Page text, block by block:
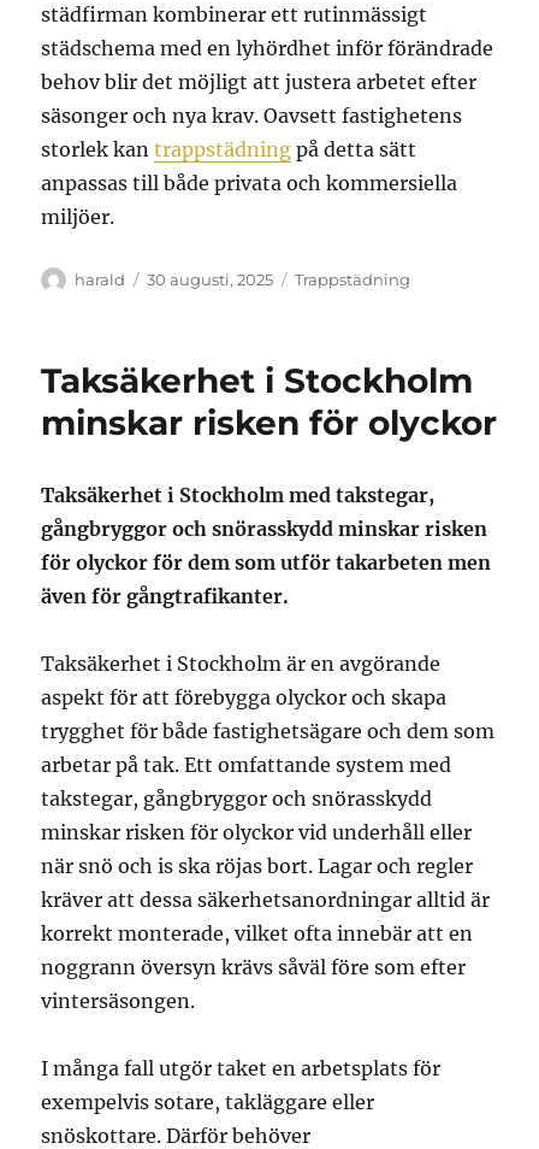
städfirman kombinerar ett rutinmässigt
städschema med en lyhördhet inför förändrade
behov blir det möjligt att justera arbetet efter
säsonger och nya krav. Oavsett fastighetens
storlek kantrappstädning på detta sätt
anpassas till både privata och kommersiella
miljöer.
Författare
harald
Publicerat
30 augusti, 2025 Kategorier
Trappstädning
Taksäkerhet i Stockholm
minskar risken för olyckor
Taksäkerhet i Stockholm med takstegar,
gångbryggor och snörasskydd minskar risken
för olyckor för dem som utför takarbeten men
även för gångtrafikanter.
Taksäkerhet i Stockholm är en avgörande
aspekt för att förebygga olyckor och skapa
trygghet för både fastighetsägare och dem som
arbetar på tak. Ett omfattande system med
takstegar, gångbryggor och snörasskydd
minskar risken för olyckor vid underhåll eller
när snö och is ska röjas bort. Lagar och regler
kräver att dessa säkerhetsanordningar alltid är
korrekt monterade, vilket ofta innebär att en
noggrann översyn krävs såväl före som efter
vintersäsongen.
I många fall utgör taket en arbetsplats för
exempelvis sotare, takläggare eller
snöskottare. Därför behöver